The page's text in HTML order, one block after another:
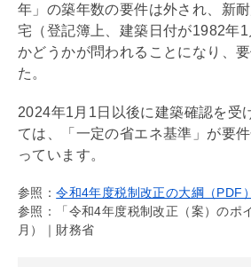
年」の築年数の要件は外され、 新
宅（登記簿上、建築日付が1982年1
かどうかが問われることになり、
た。
2024年1月1日以後に建築確認を受
ては、「一定の省エネ基準」が要
っています。
参照：令和4年度税制改正の大綱（PDF
参照：「令和4年度税制改正（案）のポ
月）｜財務省